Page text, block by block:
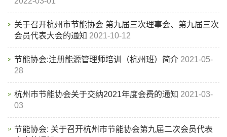
关于召开杭州市节能协会 第九届三次理事会、第九届三次
会员代表大会的通知 2021-10-12
节能协会:注册能源管理师培训（杭州班）简介 2021-05-
28
杭州市节能协会关于交纳2021年度会费的通知 2021-03-
03
节能协会: 关于召开杭州市节能协会第九届二次会员代表